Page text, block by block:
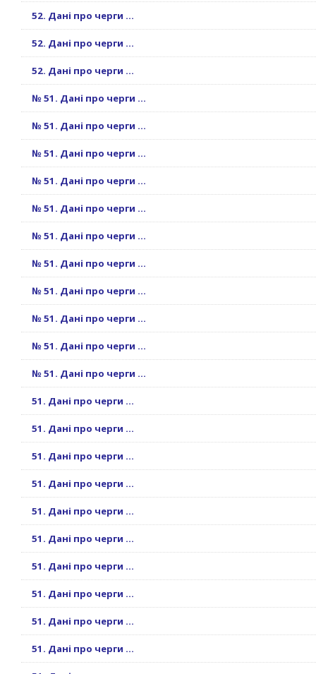
52. Дані про черги ...
52. Дані про черги ...
52. Дані про черги ...
№ 51. Дані про черги ...
№ 51. Дані про черги ...
№ 51. Дані про черги ...
№ 51. Дані про черги ...
№ 51. Дані про черги ...
№ 51. Дані про черги ...
№ 51. Дані про черги ...
№ 51. Дані про черги ...
№ 51. Дані про черги ...
№ 51. Дані про черги ...
№ 51. Дані про черги ...
51. Дані про черги ...
51. Дані про черги ...
51. Дані про черги ...
51. Дані про черги ...
51. Дані про черги ...
51. Дані про черги ...
51. Дані про черги ...
51. Дані про черги ...
51. Дані про черги ...
51. Дані про черги ...